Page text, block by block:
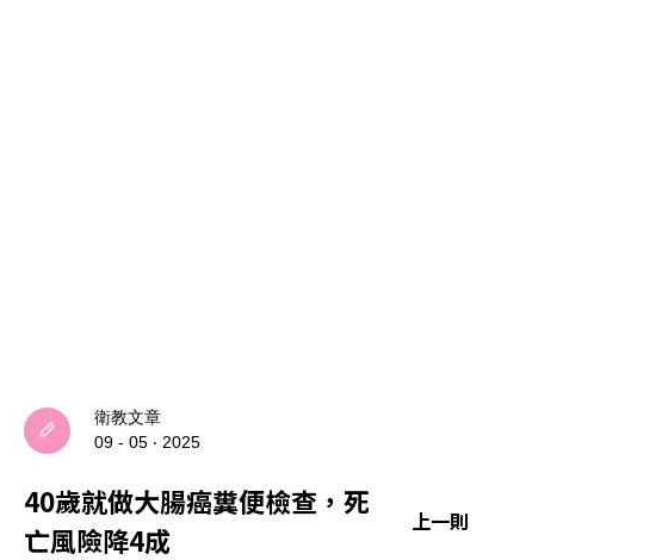
衛教文章
09 - 05 ‧ 2025
40歲就做大腸癌糞便檢查，死
亡風險降4成
上一則